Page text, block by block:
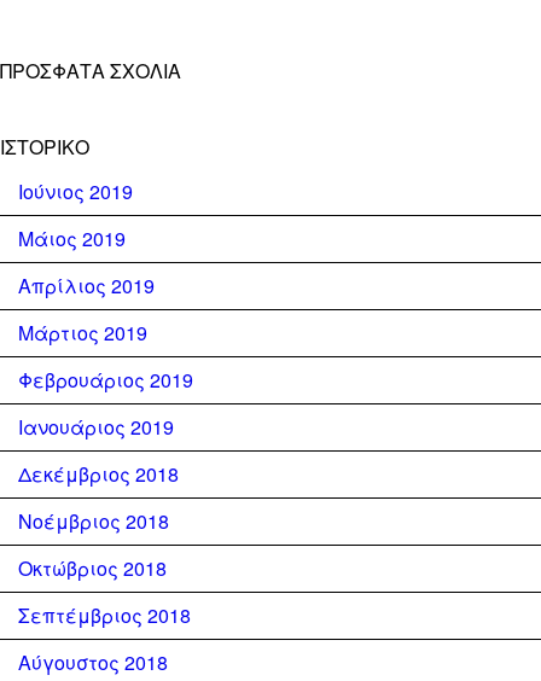
ΠΡΌΣΦΑΤΑ ΣΧΌΛΙΑ
ΙΣΤΟΡΙΚΌ
Ιούνιος 2019
Μάιος 2019
Απρίλιος 2019
Μάρτιος 2019
Φεβρουάριος 2019
Ιανουάριος 2019
Δεκέμβριος 2018
Νοέμβριος 2018
Οκτώβριος 2018
Σεπτέμβριος 2018
Αύγουστος 2018